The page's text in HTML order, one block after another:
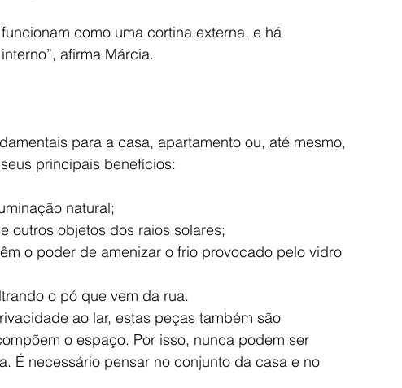
como uma cortina externa, e há
afirma Márcia.
para a casa, apartamento ou, até mesmo,
principais benefícios:
natural;
outros objetos dos raios solares;
o poder de amenizar o frio provocado pelo vidro
o pó que vem da rua.
ao lar, estas peças também são
o espaço. Por isso, nunca podem ser
É necessário pensar no conjunto da casa e no